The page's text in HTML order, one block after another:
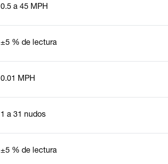
0.5 a 45 MPH
±5 % de lectura
0.01 MPH
1 a 31 nudos
±5 % de lectura